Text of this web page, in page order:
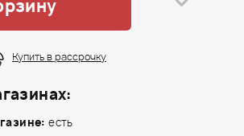
Купить в рассрочку
есть